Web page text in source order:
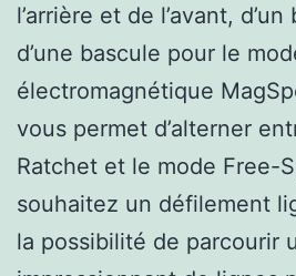
l’arrière et de l’avant,
d’une bascule pour le
électromagnétique
vous permet d’alterner
Ratchet et le mode Free-
souhaitez un défilement
la possibilité de parcourir